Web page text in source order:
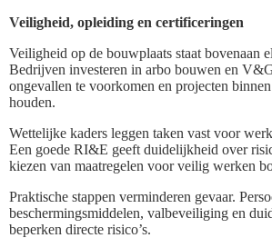
Veiligheid, opleiding en certificeringen
Veiligheid op de bouwplaats staat bovenaan
Bedrijven investeren in arbo bouwen en
ongevallen te voorkomen en projecten
houden.
Wettelijke kaders leggen taken vast voor
Een goede RI&E geeft duidelijkheid over
kiezen van maatregelen voor veilig werken
Praktische stappen verminderen gevaar.
beschermingsmiddelen, valbeveiliging en
beperken directe risico’s.